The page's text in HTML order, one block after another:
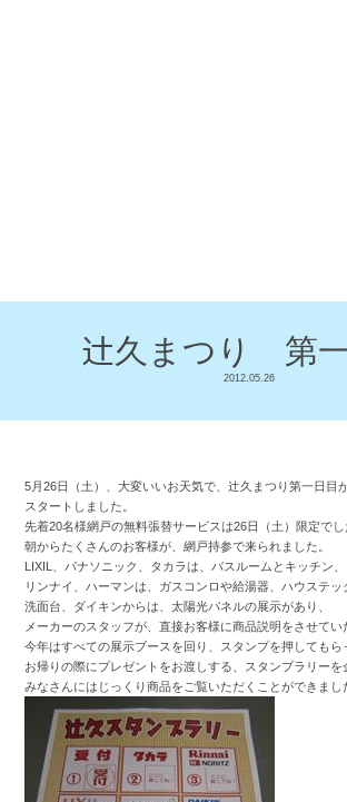
辻久まつり 第
2012.05.26
5月26日（土）、大変いいお天気で、辻久まつり第一日目
スタートしました。
先着20名様網戸の無料張替サービスは26日（土）限定でし
朝からたくさんのお客様が、網戸持参で来られました。
LIXIL、パナソニック、タカラは、バスルームとキッチン、
リンナイ、ハーマンは、ガスコンロや給湯器、ハウステッ
洗面台、ダイキンからは、太陽光パネルの展示があり、
メーカーのスタッフが、直接お客様に商品説明をさせてい
今年はすべての展示ブースを回り、スタンプを押してもら
お帰りの際にプレゼントをお渡しする、スタンプラリーを
みなさんにはじっくり商品をご覧いただくことができまし